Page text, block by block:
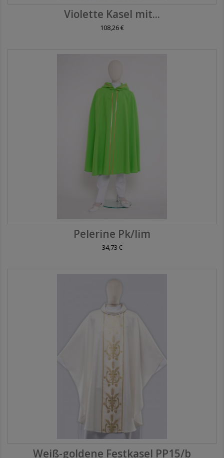
Violette Kasel mit...
108,26 €
Pelerine Pk/lim
34,73 €
Weiß-goldene Festkasel PP15/b